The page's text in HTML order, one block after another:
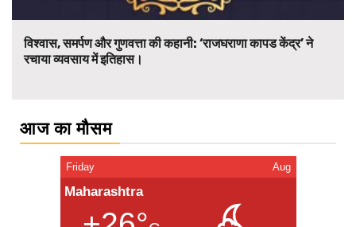
विश्वास, समर्पण और गुणवत्ता की कहानी: ‘राजघराणा कापड केंद्र’ ने
रचाया व्यवसाय में इतिहास।
आज का मौसम
Friday Aug
Maharashtra